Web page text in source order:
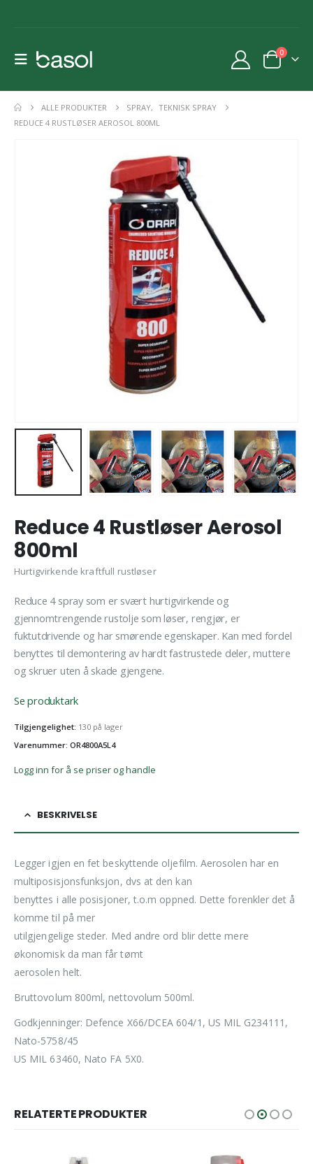
0
ALLE PRODUKTER SPRAY,
TEKNISK SPRAY
REDUCE 4 RUSTLØSER AEROSOL 800ML
Reduce 4 Rustløser Aerosol
800ml
Hurtigvirkende kraftfull rustløser
Reduce 4 spray som er svært hurtigvirkende og
gjennomtrengende rustolje som løser, rengjør, er
fuktutdrivende og har smørende egenskaper. Kan med fordel
benyttes til demontering av hardt fastrustede deler, muttere
og skruer uten å skade gjengene.
Se produktark
Tilgjengelighet: 130 på lager
Varenummer: OR4800A5L4
Logg inn for å se priser og handle
BESKRIVELSE
Legger igjen en fet beskyttende oljefilm. Aerosolen har en
multiposisjonsfunksjon, dvs at den kan
benyttes i alle posisjoner, t.o.m oppned. Dette forenkler det å
komme til på mer
utilgjengelige steder. Med andre ord blir dette mere
økonomisk da man får tømt
aerosolen helt.
Bruttovolum 800ml, nettovolum 500ml.
Godkjenninger: Defence X66/DCEA 604/1, US MIL G234111,
Nato-5758/45
US MIL 63460, Nato FA 5X0.
RELATERTE PRODUKTER